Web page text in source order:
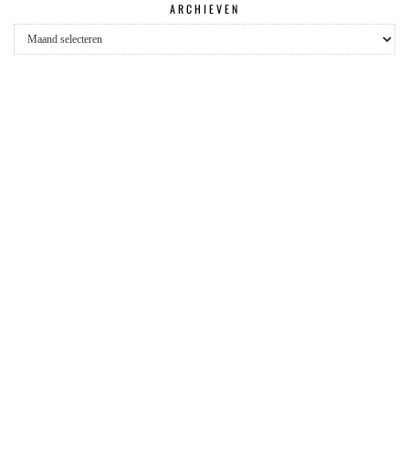
ARCHIEVEN
Archieven